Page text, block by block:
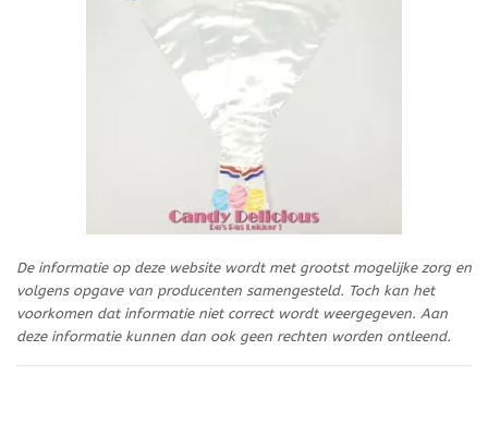
De informatie op deze website wordt met grootst mogelijke zorg en
volgens opgave van producenten samengesteld. Toch kan het
voorkomen dat informatie niet correct wordt weergegeven. Aan
deze informatie kunnen dan ook geen rechten worden ontleend.